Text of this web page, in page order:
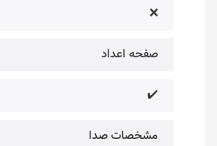
❌
صفحه اعداد
✔️
مشخصات صدا